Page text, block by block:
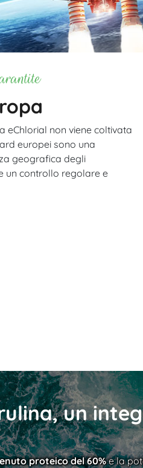
eChlorial non viene coltivata
europei sono una
geografica degli
un controllo regolare e
un
proteico del 60%e la